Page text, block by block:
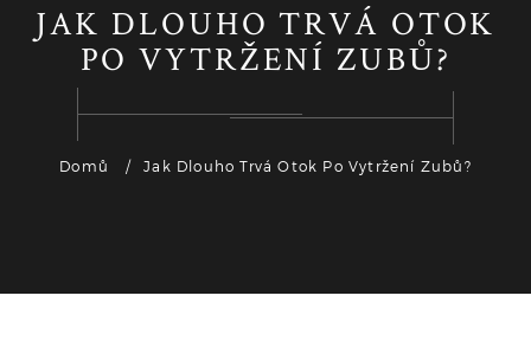
JAK DLOUHO TRVÁ OTOK
PO VYTRŽENÍ ZUBŮ?
Domů Jak Dlouho Trvá Otok Po Vytržení Zubů?